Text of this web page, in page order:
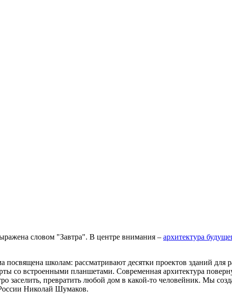
словом "Завтра". В центре внимания – архитектура
школам: рассматривают десятки проектов зданий для
со встроенными планшетами. Современная архитектура
превратить любой дом в какой-то человейник. Мы
Николай Шумаков.